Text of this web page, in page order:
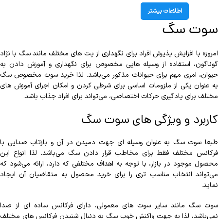
اطلاعات بیشتر
سوت سگ
امروزه با افزايش پذیرش افراد برای نگهداری از پت های مختلف مانند سگ با نژاد
گوناگون، استفاده از وسیله هایی مخصوص برای نگهداری و آموزش دادن به
حیوان، امری مهم برای حیوانات مذکور می‌باشد. لذا خرید سوت مخصوص سگ
به عنوان یکی از ملزومات اساسی برای شرطی کردن و امکان اجرای آموزش های
مختلف برای یادگیری حرکات اختصاصی، می‌تواند برای افراد جذاب باشد.
کاربرد و ویژگی های سوت سگ
طبعا سوت سگ به عنوان وسیله ای جهت دمیدن در آن و بازتاب صدایی با
فرکانس مختلف فقط برای مخاطب قرار دادن سگ می‌باشد. لذا انواع این
محصول موجود در بازار، با توجه به اهداف مختلفی که دارد، ارائه می‌شود که
می‌تواند انتخاب مناسب تری را برای خرید محصول به متقاضیان آن ایجاد
نماید.
سوت سگ مانند سایر سوت های معمولی، دارای فرکانس ساده ای از صدا
نمی‌باشد، لذا به جهت واکنش خوب سگ به دنبال شنیدن فرکانس های مختلف